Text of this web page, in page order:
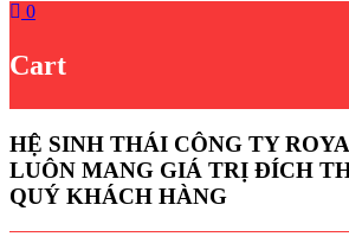
0
Cart
HỆ SINH THÁI CÔNG TY
LUÔN MANG GIÁ TRỊ ĐÍCH
QUÝ KHÁCH HÀNG